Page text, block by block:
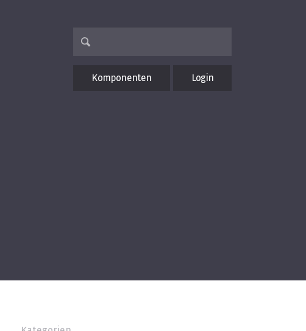
Komponenten Login